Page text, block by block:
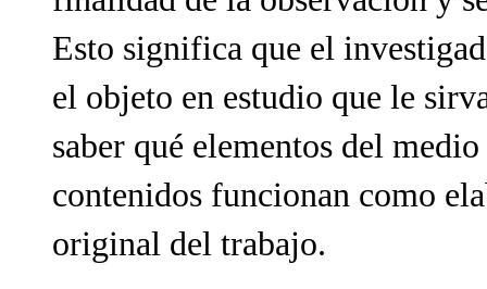
Esto significa que el
el objeto en estudio que le
saber qué elementos del
contenidos funcionan como
original del trabajo.